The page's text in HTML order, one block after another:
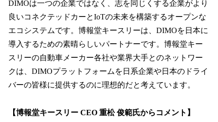
DIMOは一つの企業ではなく、志を同じくする企業がより
良いコネクテッドカーとIoTの未来を構築するオープンな
エコシステムです。博報堂キースリーは、DIMOを日本に
導入するための素晴らしいパートナーです。博報堂キー
スリーの自動車メーカー各社や業界大手とのネットワー
クは、DIMOプラットフォームを日系企業や日本のドライ
バーの皆様に提供するのに理想的だと考えています。
【博報堂キースリー CEO 重松 俊範氏からコメント】